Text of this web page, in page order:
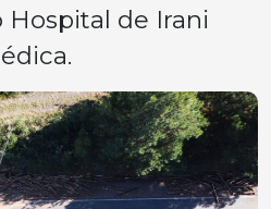
de Irani